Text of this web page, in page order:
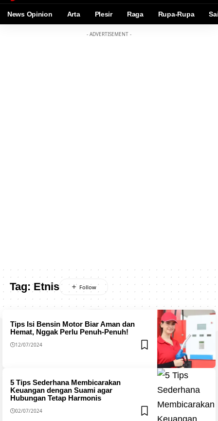
News Opinion Arta Plesir Raga Rupa-Rupa
- ADVERTISEMENT -
Tag:Etnis
Tips Isi Bensin Motor Biar Aman dan
Hemat, Nggak Perlu Penuh-Penuh!
12/07/2024
5 Tips Sederhana Membicarakan
Keuangan dengan Suami agar
Hubungan Tetap Harmonis
02/07/2024